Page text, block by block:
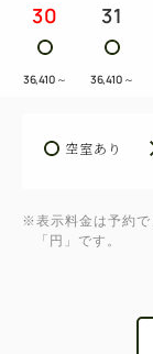
30
36,410 ～
31
36,410 ～
空室あり
※表示料金は予約で
「円」です。